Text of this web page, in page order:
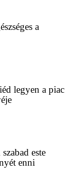
a
legyen a piac
este
enni